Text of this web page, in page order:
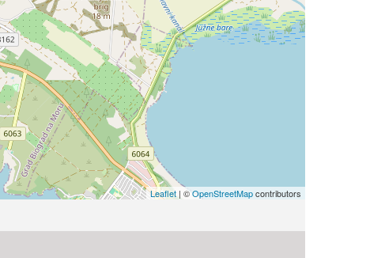
Leaflet | ©OpenStreetMapcontributors